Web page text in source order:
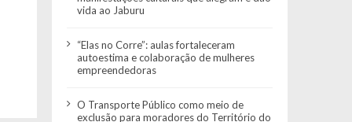
vida ao Jaburu
“Elas no Corre”: aulas fortaleceram
autoestima e colaboração de mulheres
empreendedoras
O Transporte Público como meio de
exclusão para moradores do Território do